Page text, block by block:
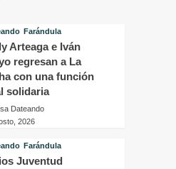
Farándula
Arteaga e Iván
regresan a La
con una función
solidaria
Dateando
2026
Farándula
Juventud